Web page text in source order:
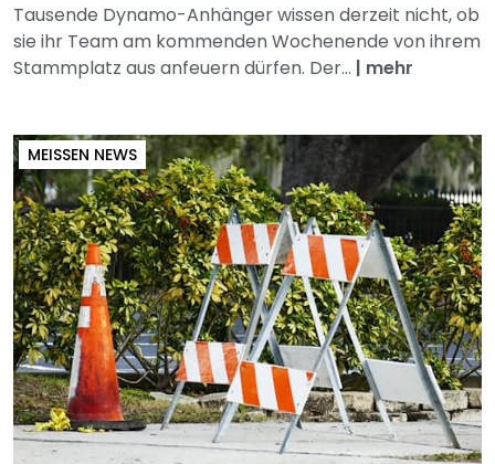
Tausende Dynamo-Anhänger wissen derzeit nicht, ob
sie ihr Team am kommenden Wochenende von ihrem
Stammplatz aus anfeuern dürfen. Der... | mehr
MEISSEN NEWS